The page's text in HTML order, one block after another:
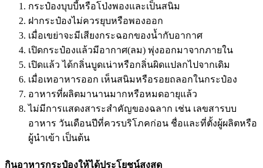
กระป๋องบุบบี้หรือโป่งพองและเป็นสนิม
ฝากระป๋องไม่ควรยุบหรือพองออก
เมื่อเขย่าจะมีเสียงกระฉอกของน้ำกับอากาศ
เปิดกระป๋องแล้วมีอากาศ(ลม) พุ่งออกมาจากภายใน
เปิดแล้ว ได้กลิ่นบูดเน่าหรือกลิ่นผิดแปลกไปจากเดิม
เมื่อเทอาหารออก เห็นสนิมหรือรอยถลอกในกระป๋อง
อาหารที่ผลิตมานานมากหรือหมดอายุแล้ว
ไม่มีการแสดงสาระสำคัญของฉลาก เช่น เลขสารบบ
อาหาร วันเดือนปีที่ควรบริโภคก่อน ชื่อและที่ตั้งผู้ผลิตหรือ
ผู้นำเข้า เป็นต้น
กินอาหารกระป๋องให้ได้ประโยชน์สูงสุด